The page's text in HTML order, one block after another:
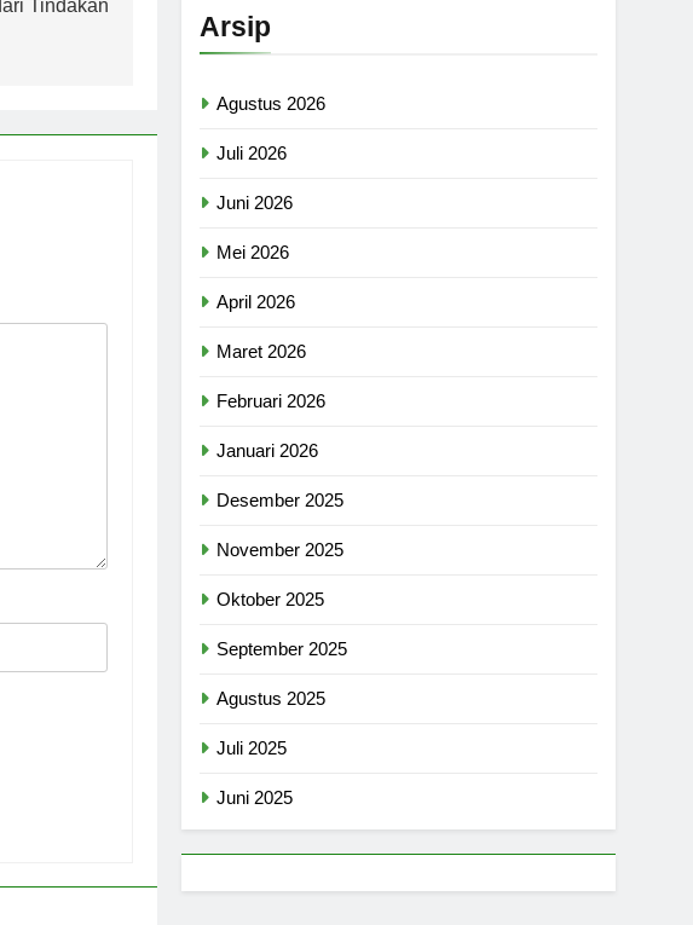
Tindakan
Arsip
Agustus 2026
Juli 2026
Juni 2026
Mei 2026
April 2026
Maret 2026
Februari 2026
Januari 2026
Desember 2025
November 2025
Oktober 2025
September 2025
Agustus 2025
Juli 2025
Juni 2025